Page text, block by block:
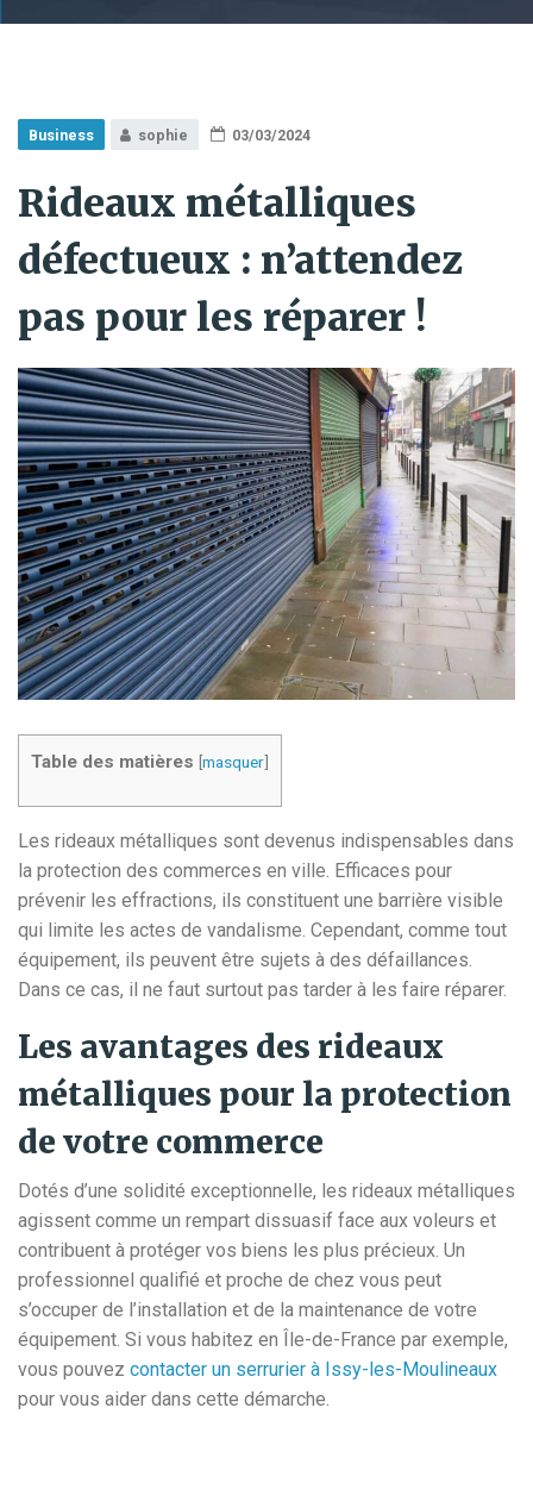
Business sophie 03/03/2024
Rideaux métalliques
défectueux : n’attendez
pas pour les réparer !
Table des matières [masquer]
Les rideaux métalliques sont devenus indispensables dans
la protection des commerces en ville. Efficaces pour
prévenir les effractions, ils constituent une barrière visible
qui limite les actes de vandalisme. Cependant, comme tout
équipement, ils peuvent être sujets à des défaillances.
Dans ce cas, il ne faut surtout pas tarder à les faire réparer.
Les avantages des rideaux
métalliques pour la protection
de votre commerce
Dotés d’une solidité exceptionnelle, les rideaux métalliques
agissent comme un rempart dissuasif face aux voleurs et
contribuent à protéger vos biens les plus précieux. Un
professionnel qualifié et proche de chez vous peut
s’occuper de l’installation et de la maintenance de votre
équipement. Si vous habitez en Île-de-France par exemple,
vous pouvez contacter un serrurier à Issy-les-Moulineaux
pour vous aider dans cette démarche.